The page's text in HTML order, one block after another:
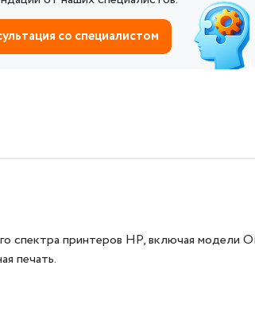
со специалистом
спектра принтеров HP, включая
печать.